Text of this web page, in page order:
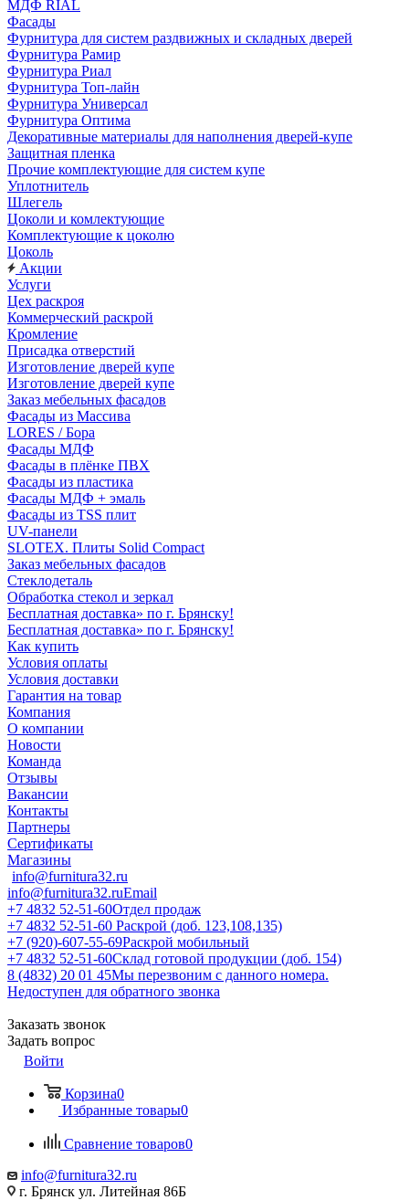
МДФ RIAL
Фасады
Фурнитура для систем раздвижных и складных дверей
Фурнитура Рамир
Фурнитура Риал
Фурнитура Топ-лайн
Фурнитура Универсал
Фурнитура Оптима
Декоративные материалы для наполнения дверей-купе
Защитная пленка
Прочие комплектующие для систем купе
Уплотнитель
Шлегель
Цоколи и комлектующие
Комплектующие к цоколю
Цоколь
Акции
Услуги
Цех раскроя
Коммерческий раскрой
Кромление
Присадка отверстий
Изготовление дверей купе
Изготовление дверей купе
Заказ мебельных фасадов
Фасады из Массива
LORES / Бора
Фасады МДФ
Фасады в плёнке ПВХ
Фасады из пластика
Фасады МДФ + эмаль
Фасады из TSS плит
UV-панели
SLOTEX. Плиты Solid Compact
Заказ мебельных фасадов
Стеклодеталь
Обработка стекол и зеркал
Бесплатная доставка» по г. Брянску!
Бесплатная доставка» по г. Брянску!
Как купить
Условия оплаты
Условия доставки
Гарантия на товар
Компания
О компании
Новости
Команда
Отзывы
Вакансии
Контакты
Партнеры
Сертификаты
Магазины
info@furnitura32.ru
info@furnitura32.ruEmail
+7 4832 52-51-60Отдел продаж
+7 4832 52-51-60 Раскрой (доб. 123,108,135)
+7 (920)-607-55-69Раскрой мобильный
+7 4832 52-51-60Склад готовой продукции (доб. 154)
8 (4832) 20 01 45Мы перезвоним с данного номера.
Недоступен для обратного звонка
Заказать звонок
Задать вопрос
Войти
Корзина0
Избранные товары0
Сравнение товаров0
info@furnitura32.ru
г. Брянск ул. Литейная 86Б